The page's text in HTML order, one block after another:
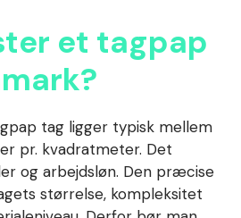
et tagpap
tag ligger typisk mellem
pr. kvadratmeter. Det
og arbejdsløn. Den præcise
størrelse, kompleksitet